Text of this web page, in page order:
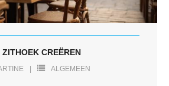
CREËREN
ALGEMEEN